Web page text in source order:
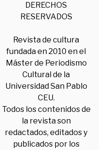
DERECHOS
RESERVADOS
Revista de cultura
fundada en 2010 en el
Máster de Periodismo
Cultural de la
Universidad San Pablo
CEU.
Todos los contenidos de
la revista son
redactados, editados y
publicados por los